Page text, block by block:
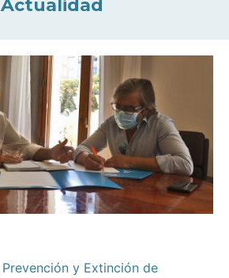
Actualidad
Prevención y Extinción de